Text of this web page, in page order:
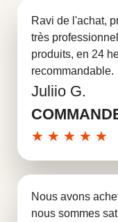
Ravi de l'achat,
très
produits, en 24
recommandable.
Juliio G.
★ ★ ★ ★ ★
Nous avons
nous sommes